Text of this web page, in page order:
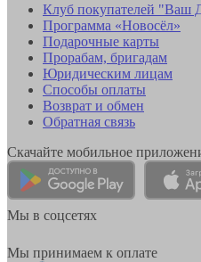
Клуб покупателей "Ваш
Программа «Новосёл»
Подарочные карты
Прорабам, бригадам
Юридическим лицам
Способы оплаты
Возврат и обмен
Обратная связь
Скачайте мобильное
Мы в соцсетях
Мы принимаем к оплате